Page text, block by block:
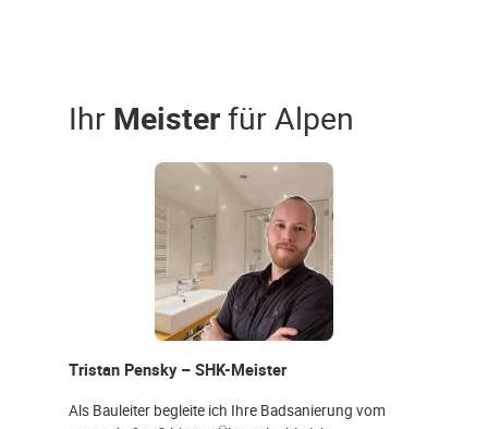
Ihr Meisterfür Alpen
Tristan Pensky – SHK-Meister
Als Bauleiter begleite ich Ihre Badsanierung vom